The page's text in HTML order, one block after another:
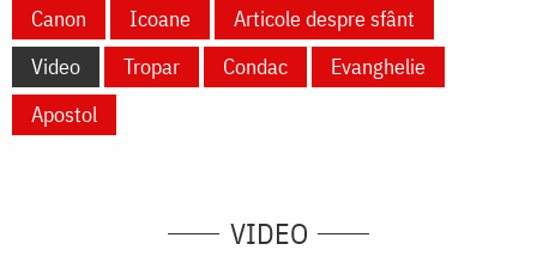
Canon Icoane
Articole despre sfânt
Video
Tropar Condac
Evanghelie
Apostol
VIDEO